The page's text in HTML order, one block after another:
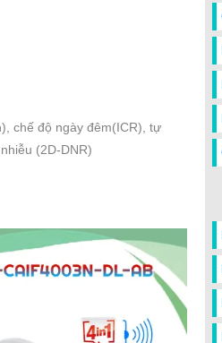
chế độ ngày đêm(ICR), tự
(2D-DNR)